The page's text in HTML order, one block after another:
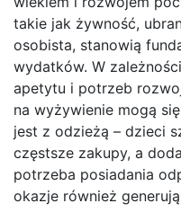
takie jak żywność,
osobista, stanowią
wydatków. W
apetytu i potrzeb
na wyżywienie mogą
jest z odzieżą – dzieci
częstsze zakupy, a
potrzeba posiadania
okazje również